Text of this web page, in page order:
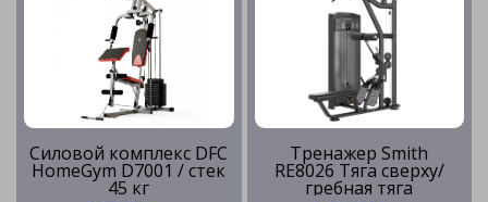
Силовой комплекс DFC
HomeGym D7001 / стек
45 кг
Тренажер Smith
RE8026 Тяга сверху/
гребная тяга